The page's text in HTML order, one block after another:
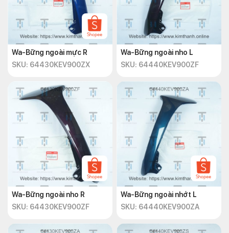
Wa-Bững ngoài mực R
SKU: 64430KEV900ZX
Wa-Bững ngoài nho L
SKU: 64440KEV900ZF
Wa-Bững ngoài nho R
SKU: 64430KEV900ZF
Wa-Bững ngoài nhớt L
SKU: 64440KEV900ZA